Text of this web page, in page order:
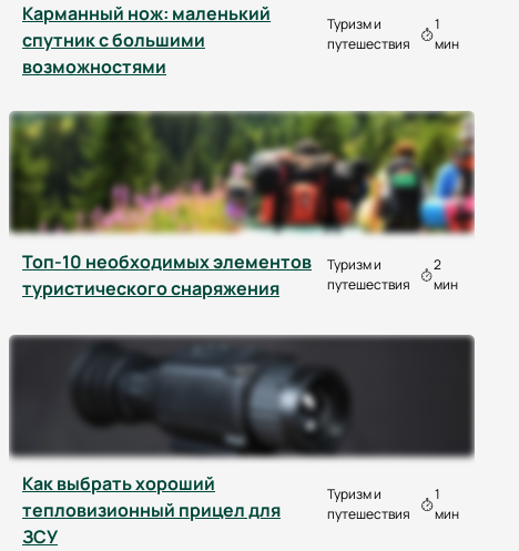
Карманный нож: маленький
спутник с большими
возможностями
Туризм и
путешествия
1
мин
Топ-10 необходимых элементов
туристического снаряжения
Туризм и
путешествия
2
мин
Как выбрать хороший
тепловизионный прицел для
ЗСУ
Туризм и
путешествия
1
мин